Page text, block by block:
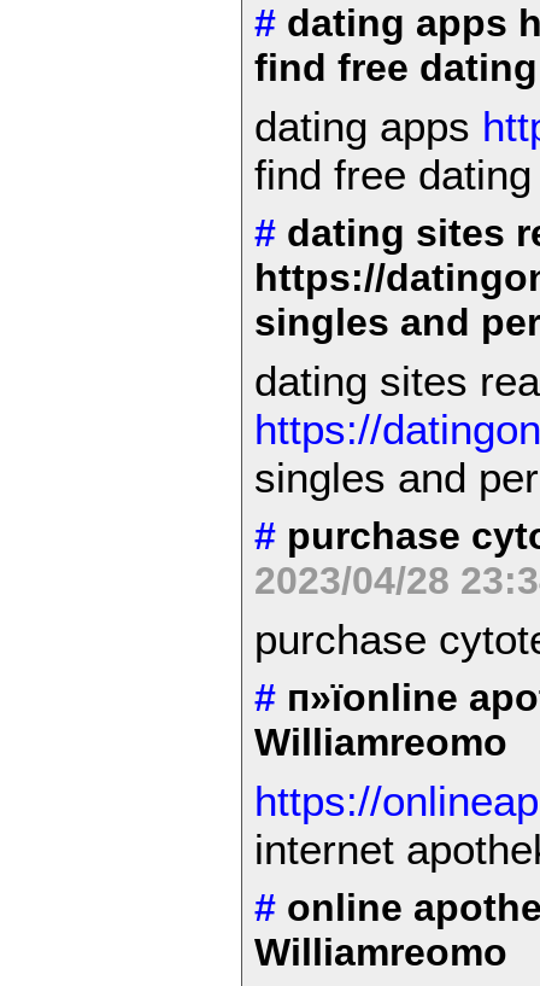
# dating apps
find free
dating apps
find free
# dating sites
https://
singles and
dating sites
https://
singles and
# purchase
2023/04/28
purchase
# п»їonline
Williamreomo
https://
internet
# online
Williamreomo